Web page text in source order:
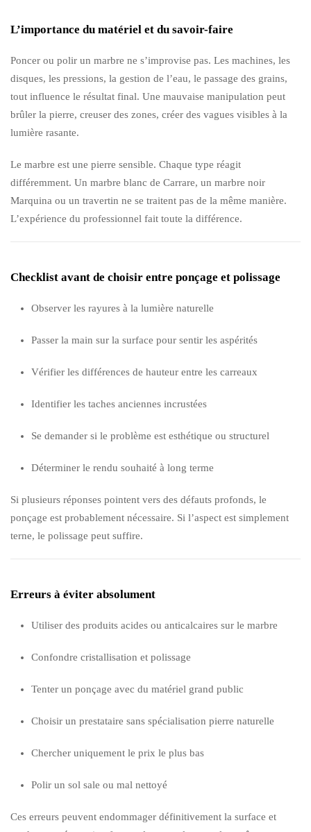
L’importance du matériel et du savoir-faire
Poncer ou polir un marbre ne s’improvise pas. Les machines, les
disques, les pressions, la gestion de l’eau, le passage des grains,
tout influence le résultat final. Une mauvaise manipulation peut
brûler la pierre, creuser des zones, créer des vagues visibles à la
lumière rasante.
Le marbre est une pierre sensible. Chaque type réagit
différemment. Un marbre blanc de Carrare, un marbre noir
Marquina ou un travertin ne se traitent pas de la même manière.
L’expérience du professionnel fait toute la différence.
Checklist avant de choisir entre ponçage et polissage
Observer les rayures à la lumière naturelle
Passer la main sur la surface pour sentir les aspérités
Vérifier les différences de hauteur entre les carreaux
Identifier les taches anciennes incrustées
Se demander si le problème est esthétique ou structurel
Déterminer le rendu souhaité à long terme
Si plusieurs réponses pointent vers des défauts profonds, le
ponçage est probablement nécessaire. Si l’aspect est simplement
terne, le polissage peut suffire.
Erreurs à éviter absolument
Utiliser des produits acides ou anticalcaires sur le marbre
Confondre cristallisation et polissage
Tenter un ponçage avec du matériel grand public
Choisir un prestataire sans spécialisation pierre naturelle
Chercher uniquement le prix le plus bas
Polir un sol sale ou mal nettoyé
Ces erreurs peuvent endommager définitivement la surface et